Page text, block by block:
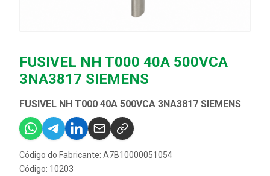
FUSIVEL NH T000 40A 500VCA
3NA3817 SIEMENS
FUSIVEL NH T000 40A 500VCA 3NA3817 SIEMENS
Código do Fabricante: A7B10000051054
Código: 10203